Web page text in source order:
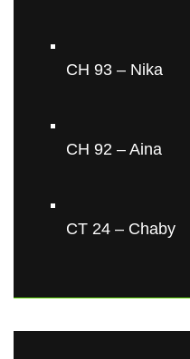
CH 93 – Nika
CH 92 – Aina
CT 24 – Chaby